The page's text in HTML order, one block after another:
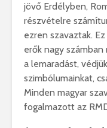
jövő Erdélyben,
részvételre
ezren szavaztak.
erők nagy számban
a lemaradást,
szimbólumainkat,
Minden magyar
fogalmazott az